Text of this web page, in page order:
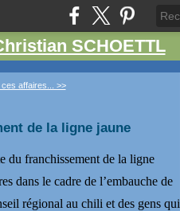
SCHOETTL
affaires... >>
de la ligne jaune
du franchissement de la ligne
dans le cadre de l’embauche de
régional au chili et des gens qui